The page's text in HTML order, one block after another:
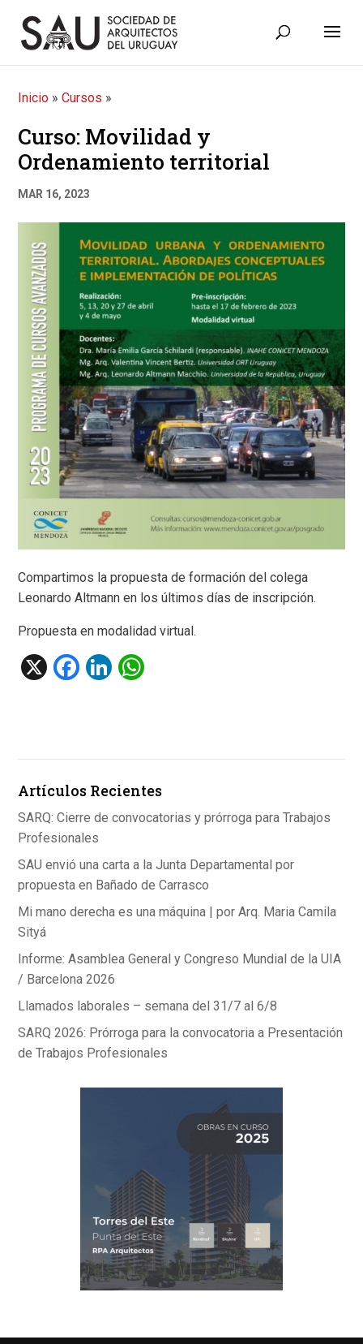
Inicio »Cursos »
Curso: Movilidad y
Ordenamiento territorial
MAR 16, 2023
Compartimos la propuesta de formación del colega
Leonardo Altmann en los últimos días de inscripción.
Propuesta en modalidad virtual.
X
F
o
k
Li
p
p
Artículos Recientes
SARQ: Cierre de convocatorias y prórroga para Trabajos
Profesionales
SAU envió una carta a la Junta Departamental por
propuesta en Bañado de Carrasco
Mi mano derecha es una máquina | por Arq. Maria Camila
Sityá
Informe: Asamblea General y Congreso Mundial de la UIA
/ Barcelona 2026
Llamados laborales – semana del 31/7 al 6/8
SARQ 2026: Prórroga para la convocatoria a Presentación
de Trabajos Profesionales